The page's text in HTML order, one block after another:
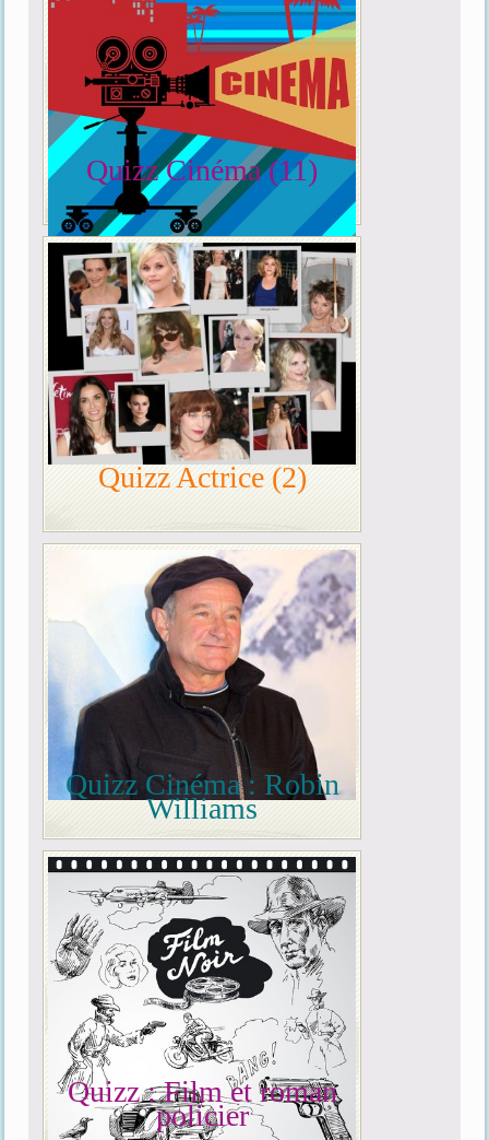
Quizz Cinéma (11)
Quizz Actrice (2)
Quizz Cinéma : Robin
Williams
Quizz : Film et roman
policier